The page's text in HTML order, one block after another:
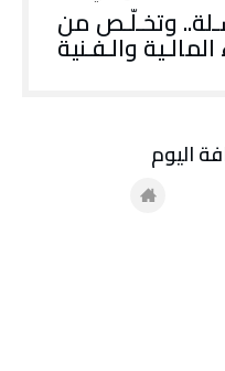
وتخـلّـص من
المالـية والـفـنية